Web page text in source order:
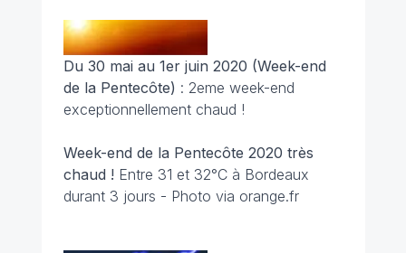
Du 30 mai au 1er juin 2020 (Week-end
de la Pentecôte) : 2eme week-end
exceptionnellement chaud !
Week-end de la Pentecôte 2020 très
chaud ! Entre 31 et 32°C à Bordeaux
durant 3 jours - Photo via orange.fr